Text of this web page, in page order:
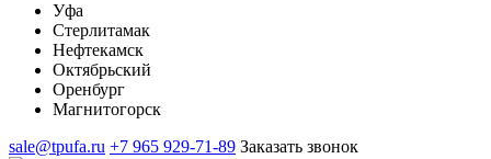
Уфа
Стерлитамак
Нефтекамск
Октябрьский
Оренбург
Магнитогорск
sale@tpufa.ru +7 965 929-71-89 Заказать звонок